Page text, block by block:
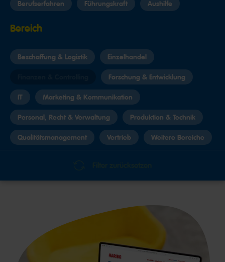
Berufserfahren Führungskraft Aushilfe
Bereich
Beschaffung & Logistik Einzelhandel
Forschung & Entwicklung
IT Marketing & Kommunikation
Personal, Recht & Verwaltung Produktion & Technik
Qualitätsmanagement Vertrieb Weitere Bereiche